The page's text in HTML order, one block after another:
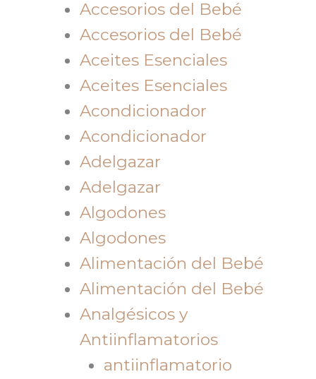
Accesorios del Bebé
Accesorios del Bebé
Aceites Esenciales
Aceites Esenciales
Acondicionador
Acondicionador
Adelgazar
Adelgazar
Algodones
Algodones
Alimentación del Bebé
Alimentación del Bebé
Analgésicos y
Antiinflamatorios
antiinflamatorio